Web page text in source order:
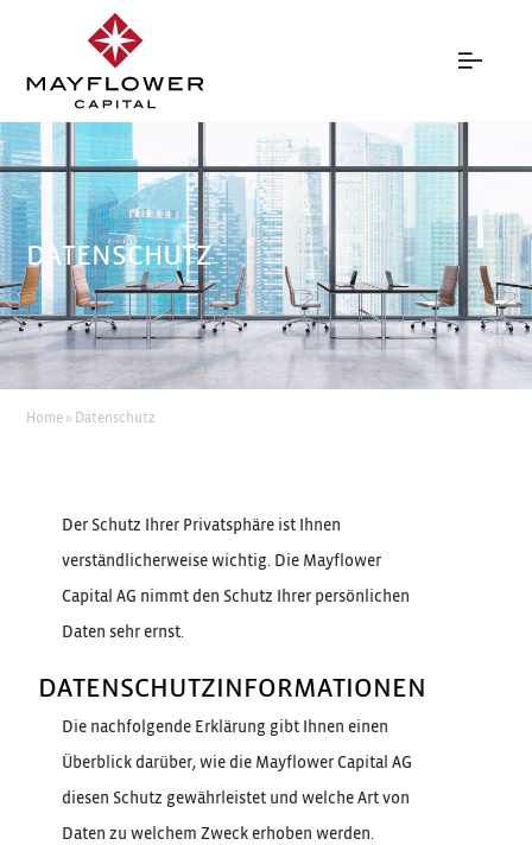
DATENSCHUTZ
Home » Datenschutz
Der Schutz Ihrer Privatsphäre ist Ihnen
verständlicherweise wichtig. Die Mayflower
Capital AG nimmt den Schutz Ihrer persönlichen
Daten sehr ernst.
DATENSCHUTZINFORMATIONEN
Die nachfolgende Erklärung gibt Ihnen einen
Überblick darüber, wie die Mayflower Capital AG
diesen Schutz gewährleistet und welche Art von
Daten zu welchem Zweck erhoben werden.